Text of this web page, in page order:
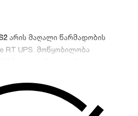
არის მაღალი წარმადობის
RT UPS. მოწყობილობა
ტექნოლოგიით. მისი
საშუალებას გაძლევთ
Tower, ისე Rack